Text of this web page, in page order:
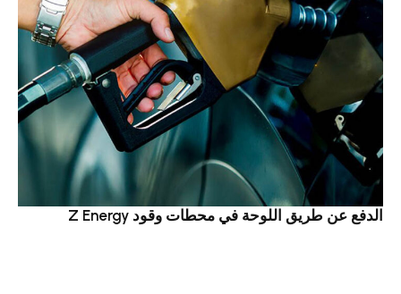
الدفع عن طريق اللوحة في محطات وقود Z Energy